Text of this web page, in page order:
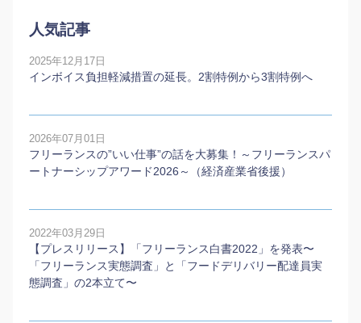
人気記事
2025年12月17日
インボイス負担軽減措置の延長。2割特例から3割特例へ
2026年07月01日
フリーランスの”いい仕事”の話を大募集！～フリーランスパ
ートナーシップアワード2026～（経済産業省後援）
2022年03月29日
【プレスリリース】「フリーランス白書2022」を発表〜
「フリーランス実態調査」と「フードデリバリー配達員実
態調査」の2本⽴て〜